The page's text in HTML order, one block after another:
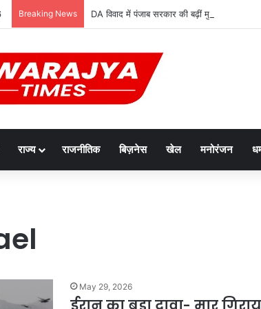
Breaking News DA विवाद में पंजाब सरकार की बढ़ीं मुश्किलें,
राज्य राजनीतिक बिज़नेस खेल मनोरंजन
May 29, 2026